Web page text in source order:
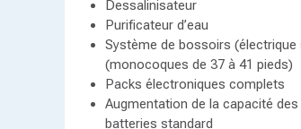
Dessalinisateur
Purificateur d’eau
Système de bossoirs
(monocoques de 37 à 41 pieds)
Packs électroniques complets
Augmentation de la capacité
batteries standard